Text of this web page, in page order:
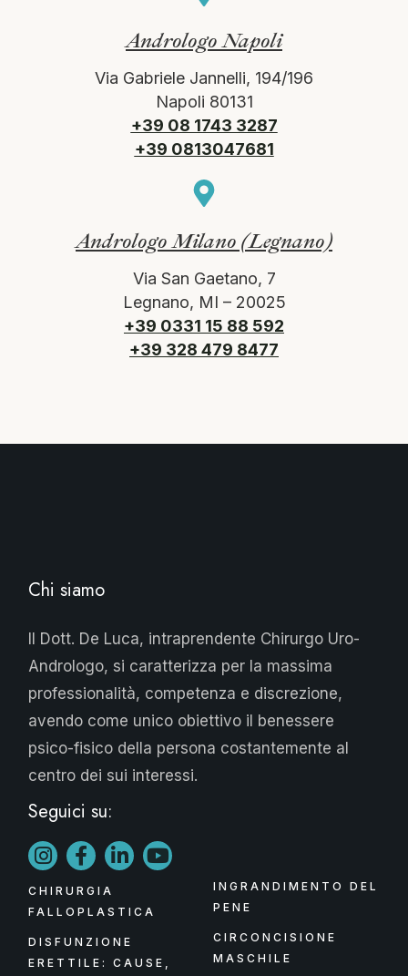
Andrologo Napoli
Via Gabriele Jannelli, 194/196
Napoli 80131
+39 08 1743 3287
+39 0813047681
Andrologo Milano (Legnano)
Via San Gaetano, 7
Legnano, MI – 20025
+39 0331 15 88 592
+39 328 479 8477
Chi siamo
Il Dott. De Luca, intraprendente Chirurgo Uro-
Andrologo, si caratterizza per la massima
professionalità, competenza e discrezione,
avendo come unico obiettivo il benessere
psico-fisico della persona costantemente al
centro dei sui interessi.
Seguici su:
CHIRURGIA
FALLOPLASTICA
DISFUNZIONE
ERETTILE: CAUSE,
INGRANDIMENTO DEL
PENE
CIRCONCISIONE
MASCHILE